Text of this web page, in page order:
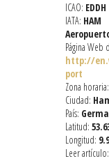
ICAO: EDDH
IATA: HAM
Página
http://
port
Zona horaria:
Ciudad:
País:
Latitud:
Longitud:
Leer artículo: